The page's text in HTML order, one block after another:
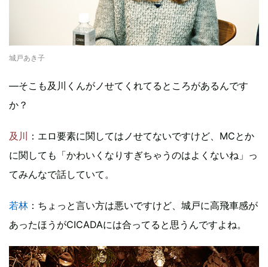
城戸あき子
―そこも及川くんがノせてくれてるところがあるんです
か？
及川 ：エロ要素に関してはノせてないですけど、MCとか
に関しても「かわいくなりすぎちゃうのはよくないね」っ
てみんなで話していて。
若林 ：ちょっと言い方は悪いですけど、城戸に高飛車感が
あったほうがCICADAには合ってると思うんですよね。